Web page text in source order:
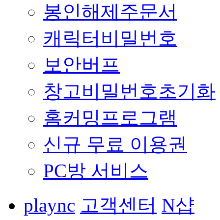
봉인해제주문서
캐릭터비밀번호
보안버프
창고비밀번호초기화
홈커밍프로그램
신규 무료 이용권
PC방 서비스
plaync 고객센터 N샵